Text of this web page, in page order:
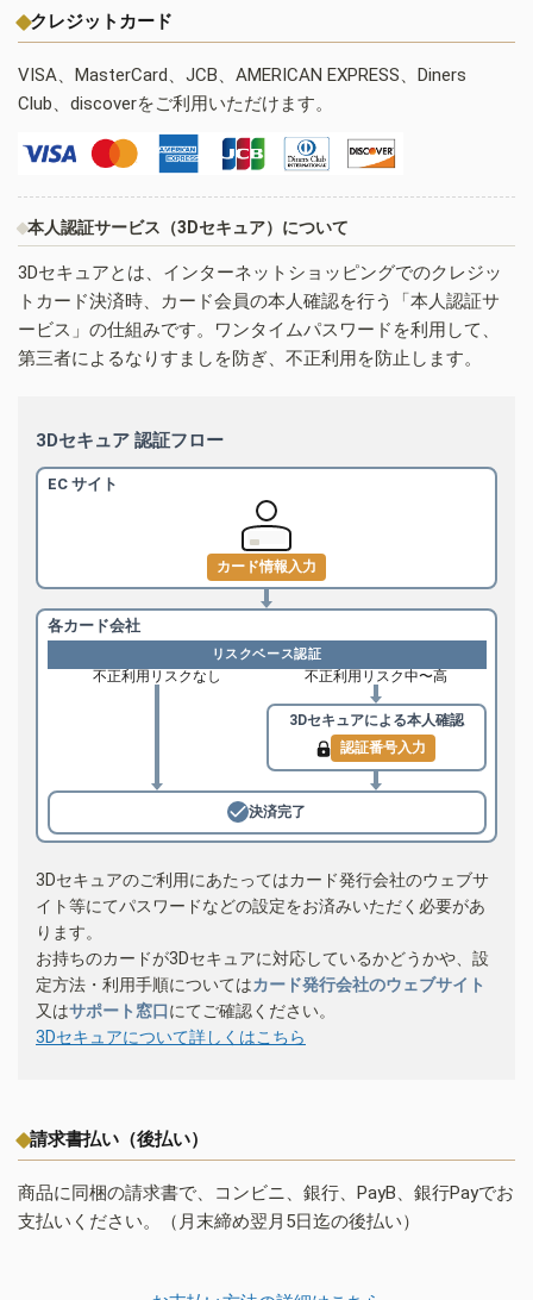
クレジットカード
VISA、MasterCard、JCB、AMERICAN EXPRESS、Diners
Club、discoverをご利用いただけます。
本人認証サービス（3Dセキュア）について
3Dセキュアとは、インターネットショッピングでのクレジッ
トカード決済時、カード会員の本人確認を行う「本人認証サ
ービス」の仕組みです。ワンタイムパスワードを利用して、
第三者によるなりすましを防ぎ、不正利用を防止します。
3Dセキュア 認証フロー
EC サイト
カード情報入力
各カード会社
リスクベース認証
不正利用リスクなし 不正利用リスク中〜高
3Dセキュアによる本人確認
認証番号入力
決済完了
3Dセキュアのご利用にあたってはカード発行会社のウェブサ
イト等にてパスワードなどの設定をお済みいただく必要があ
ります。
お持ちのカードが3Dセキュアに対応しているかどうかや、設
定方法・利用手順についてはカード発行会社のウェブサイト
又はサポート窓口にてご確認ください。
3Dセキュアについて詳しくはこちら
請求書払い（後払い）
商品に同梱の請求書で、コンビニ、銀行、PayB、銀行Payでお
支払いください。（月末締め翌月5日迄の後払い）